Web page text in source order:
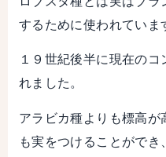
するために使われていま
１９世紀後半に現在の
れました。
アラビカ種よりも標高
も実をつけることがで